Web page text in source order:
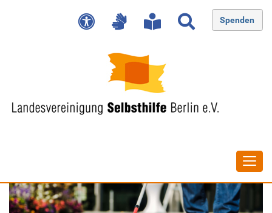
Spenden